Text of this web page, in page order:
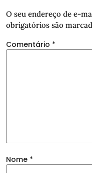
O seu endereço de e-
obrigatórios são
Comentário *
Nome *